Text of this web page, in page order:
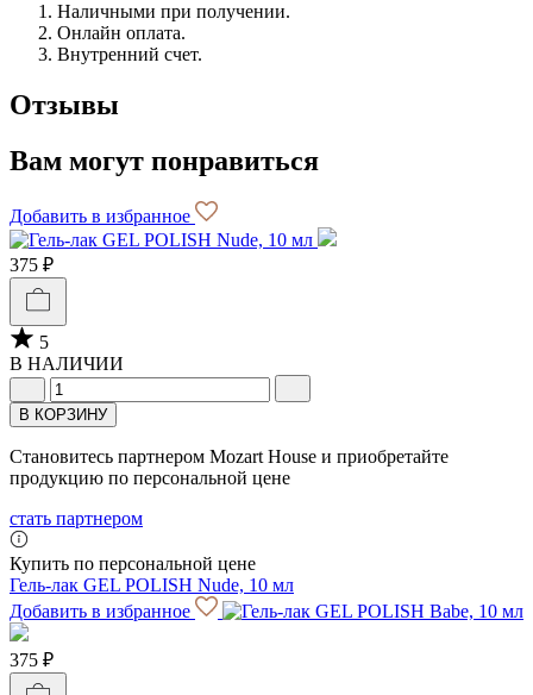
Наличными при получении.
Онлайн оплата.
Внутренний счет.
Отзывы
Вам могут понравиться
Добавить в избранное
375 ₽
5
В НАЛИЧИИ
В КОРЗИНУ
Становитесь партнером Mozart House и приобретайте
продукцию по персональной цене
стать партнером
Купить по персональной цене
Гель-лак GEL POLISH Nude, 10 мл
Добавить в избранное
375 ₽